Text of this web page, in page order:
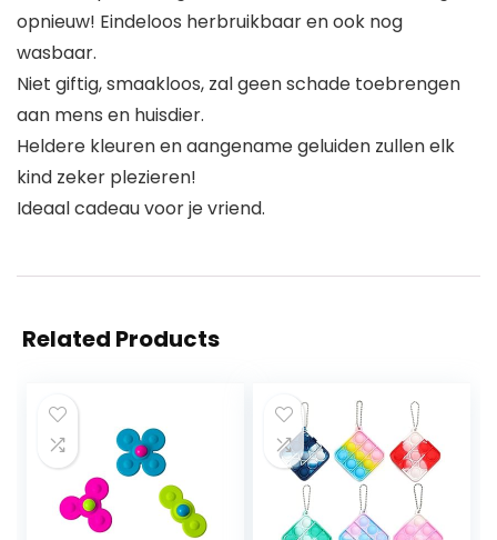
opnieuw! Eindeloos herbruikbaar en ook nog
wasbaar.
Niet giftig, smaakloos, zal geen schade toebrengen
aan mens en huisdier.
Heldere kleuren en aangename geluiden zullen elk
kind zeker plezieren!
Ideaal cadeau voor je vriend.
Related Products